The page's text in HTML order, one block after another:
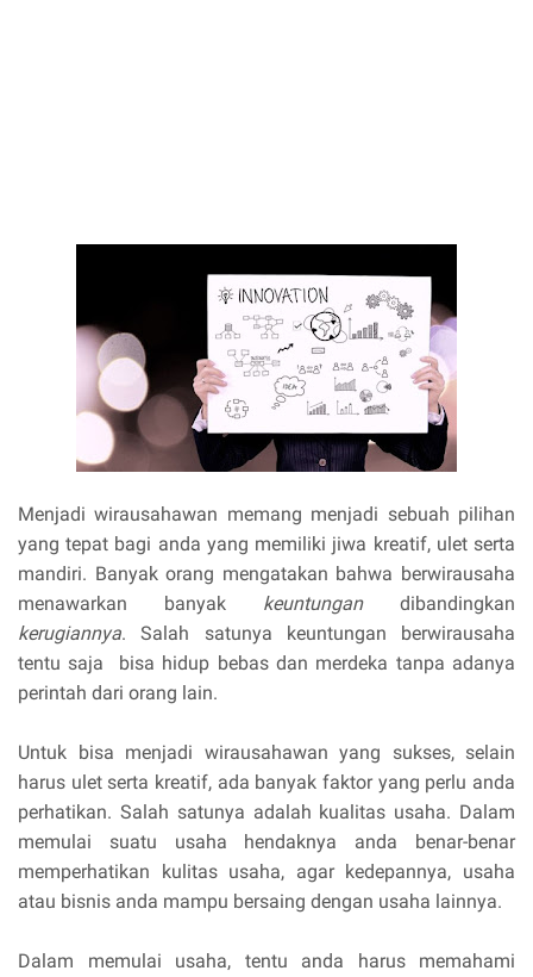
Menjadi wirausahawan memang menjadi sebuah pilihan
yang tepat bagi anda yang memiliki jiwa kreatif, ulet serta
mandiri. Banyak orang mengatakan bahwa berwirausaha
menawarkan banyak keuntungandibandingkan
kerugiannya. Salah satunya keuntungan berwirausaha
tentu saja bisa hidup bebas dan merdeka tanpa adanya
perintah dari orang lain.
Untuk bisa menjadi wirausahawan yang sukses, selain
harus ulet serta kreatif, ada banyak faktor yang perlu anda
perhatikan. Salah satunya adalah kualitas usaha. Dalam
memulai suatu usaha hendaknya anda benar-benar
memperhatikan kulitas usaha, agar kedepannya, usaha
atau bisnis anda mampu bersaing dengan usaha lainnya.
Dalam memulai usaha, tentu anda harus memahami